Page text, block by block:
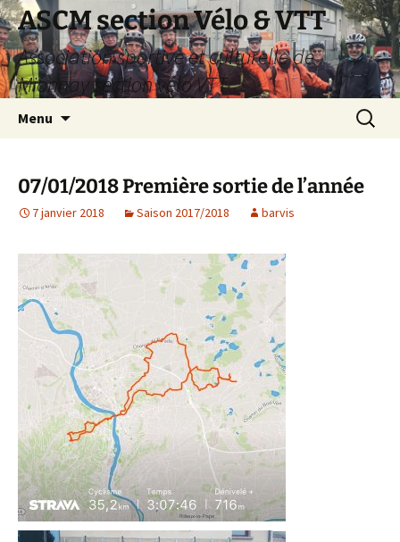
Aller
au
contenu
ASCM section Vélo & VTT
Association sportive et culturelle de
Mionnay section vélo VTT
Menu
07/01/2018 Première sortie de l’année
7 janvier 2018 Saison 2017/2018 barvis